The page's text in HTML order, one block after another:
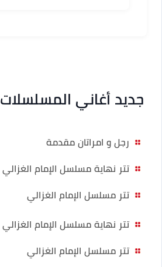
جديد أغاني المسلسلات
رجل و امراتان مقدمة
تتر نهاية مسلسل الإمام الغزالي
تتر مسلسل الإمام الغزالي
تتر نهاية مسلسل الإمام الغزالي
تتر مسلسل الإمام الغزالي